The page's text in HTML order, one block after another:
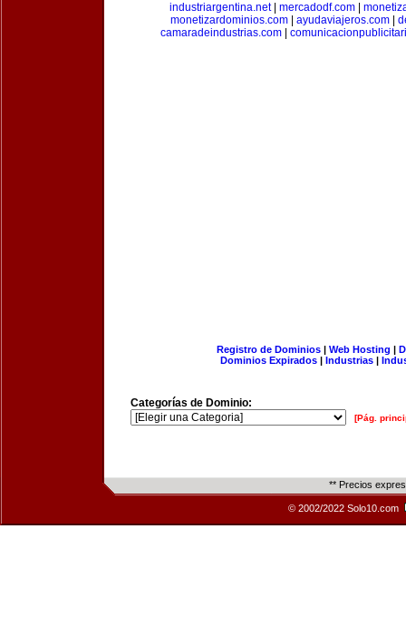
industriargentina.net| mercadodf.com|
monetizardominios.com
ayudaviajeros.com
camaradeindustrias.com|
Registro de Dominios| Web Hosting |
Dominios Expirados | Industrias |
Categorías de Dominio:
[Pág.
** Precios
© 2002/2022 Solo10.com